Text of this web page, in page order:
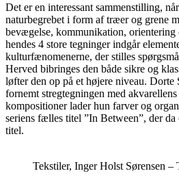
Det er en interessant sammenstilling,
naturbegrebet i form af træer og grene
bevægelse, kommunikation,
hendes 4 store tegninger indgår
kulturfænomenerne, der stilles
Herved bibringes den både sikre og
løfter den op på et højere niveau.
fornemt stregtegningen med
kompositioner lader hun farver og
seriens fælles titel ”In Between”, der
titel.
Tekstiler, Inger Holst Sørensen